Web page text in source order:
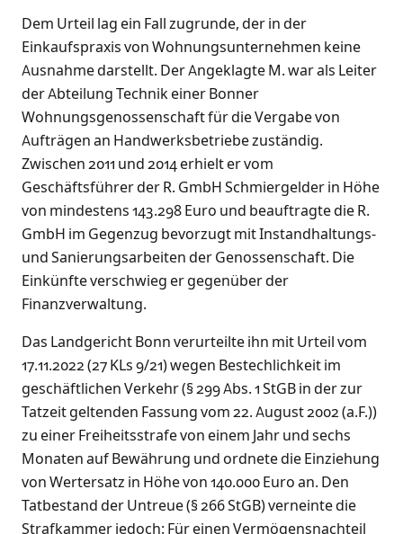
Dem Urteil lag ein Fall zugrunde, der in der
Einkaufspraxis von Wohnungsunternehmen keine
Ausnahme darstellt. Der Angeklagte M. war als Leiter
der Abteilung Technik einer Bonner
Wohnungsgenossenschaft für die Vergabe von
Aufträgen an Handwerksbetriebe zuständig.
Zwischen 2011 und 2014 erhielt er vom
Geschäftsführer der R. GmbH Schmiergelder in Höhe
von mindestens 143.298 Euro und beauftragte die R.
GmbH im Gegenzug bevorzugt mit Instandhaltungs-
und Sanierungsarbeiten der Genossenschaft. Die
Einkünfte verschwieg er gegenüber der
Finanzverwaltung.
Das Landgericht Bonn verurteilte ihn mit Urteil vom
17.11.2022 (27 KLs 9/21) wegen Bestechlichkeit im
geschäftlichen Verkehr (§ 299 Abs. 1 StGB in der zur
Tatzeit geltenden Fassung vom 22. August 2002 (a.F.))
zu einer Freiheitsstrafe von einem Jahr und sechs
Monaten auf Bewährung und ordnete die Einziehung
von Wertersatz in Höhe von 140.000 Euro an. Den
Tatbestand der Untreue (§ 266 StGB) verneinte die
Strafkammer jedoch: Für einen Vermögensnachteil